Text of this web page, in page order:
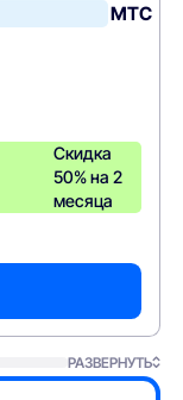
МТС
Скидка
50% на 2
месяца
РАЗВЕРНУТЬ